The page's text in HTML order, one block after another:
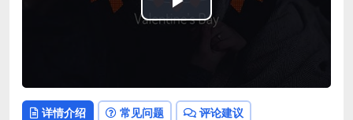
Play
详情介绍 常见问题 评论建议